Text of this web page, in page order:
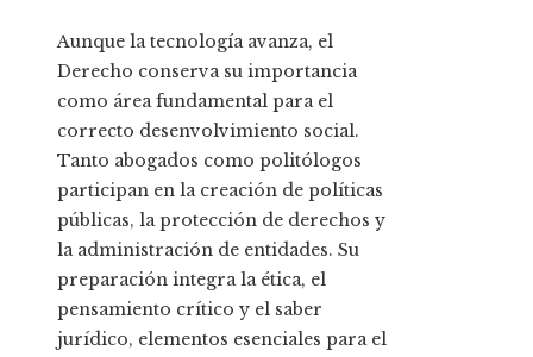
Aunque la tecnología avanza, el
Derecho conserva su importancia
como área fundamental para el
correcto desenvolvimiento social.
Tanto abogados como politólogos
participan en la creación de políticas
públicas, la protección de derechos y
la administración de entidades. Su
preparación integra la ética, el
pensamiento crítico y el saber
jurídico, elementos esenciales para el